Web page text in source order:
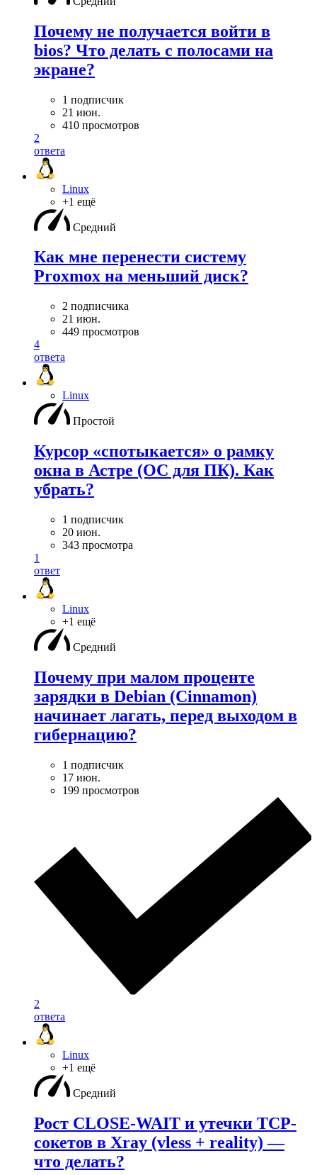
Почему не получается войти в
bios? Что делать с полосами на
экране?
1 подписчик
21 июн.
410 просмотров
2
ответа
Linux
+1 ещё
Средний
Как мне перенести систему
Proxmox на меньший диск?
2 подписчика
21 июн.
449 просмотров
4
ответа
Linux
Простой
Курсор «спотыкается» о рамку
окна в Астре (ОС для ПК). Как
убрать?
1 подписчик
20 июн.
343 просмотра
1
ответ
Linux
+1 ещё
Средний
Почему при малом проценте
зарядки в Debian (Cinnamon)
начинает лагать, перед выходом в
гибернацию?
1 подписчик
17 июн.
199 просмотров
2
ответа
Linux
+1 ещё
Средний
Рост CLOSE-WAIT и утечки TCP-
сокетов в Xray (vless + reality) —
что делать?